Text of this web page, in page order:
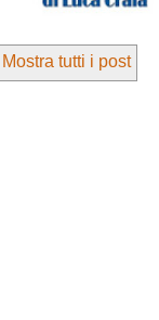
Mostra tutti i post